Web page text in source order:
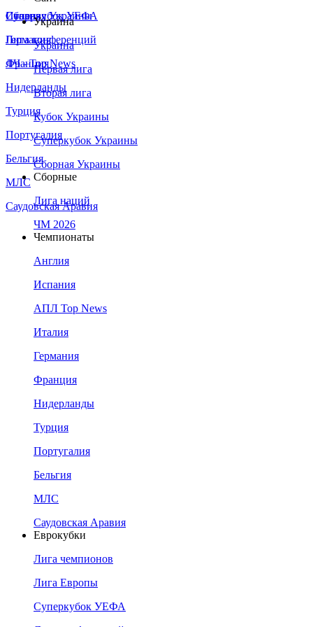
Сборная Украины
Италия
Германия
Франция
Нидерланды
Турция
Португалия
Бельгия
МЛС
Саудовская Аравия
Суперкубок УЕФА
Лига конференций
ЛЧ - Top News
Украина
Украина
Первая лига
Вторая лига
Кубок Украины
Суперкубок Украины
Сборная Украины
Сборные
Лига наций
ЧМ 2026
Чемпионаты
Англия
Испания
АПЛ Top News
Италия
Германия
Франция
Нидерланды
Турция
Португалия
Бельгия
МЛС
Саудовская Аравия
Еврокубки
Лига чемпионов
Лига Европы
Суперкубок УЕФА